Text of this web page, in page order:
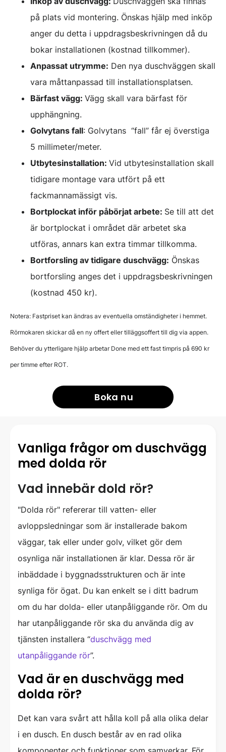
på plats vid montering. Önskas hjälp med inköp
anger du detta i uppdragsbeskrivningen då du
bokar installationen (kostnad tillkommer).
Anpassat utrymme: Den nya duschväggen skall
vara måttanpassad till installationsplatsen.
Bärfast vägg: Vägg skall vara bärfast för
upphängning.
Golvytans fall: Golvytans “fall” får ej överstiga
5 millimeter/meter.
Utbytesinstallation: Vid utbytesinstallation skall
tidigare montage vara utfört på ett
fackmannamässigt vis.
Bortplockat inför påbörjat arbete: Se till att det
är bortplockat i området där arbetet ska
utföras, annars kan extra timmar tillkomma.
Bortforsling av tidigare duschvägg: Önskas
bortforsling anges det i uppdragsbeskrivningen
(kostnad 450 kr).
Notera: Fastpriset kan ändras av eventuella omständigheter i hemmet.
Rörmokaren skickar då en ny offert eller tilläggsoffert till dig via appen.
Behöver du ytterligare hjälp arbetar Done med ett fast timpris på 690 kr
per timme efter ROT.
Boka nu
Vanliga frågor om duschvägg
med dolda rör
Vad innebär dold rör?
"Dolda rör" refererar till vatten- eller
avloppsledningar som är installerade bakom
väggar, tak eller under golv, vilket gör dem
osynliga när installationen är klar. Dessa rör är
inbäddade i byggnadsstrukturen och är inte
synliga för ögat. Du kan enkelt se i ditt badrum
om du har dolda- eller utanpåliggande rör. Om du
har utanpåliggande rör ska du använda dig av
tjänsten installera “duschvägg med
utanpåliggande rör”.
Vad är en duschvägg med
dolda rör?
Det kan vara svårt att hålla koll på alla olika delar
i en dusch. En dusch består av en rad olika